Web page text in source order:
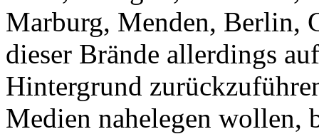
Marburg, Menden, Berlin,
dieser Brände allerdings
Hintergrund
Medien nahelegen wollen,